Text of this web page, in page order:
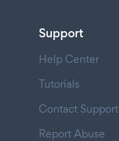
Support
Help Center
Tutorials
Contact Support
Report Abuse